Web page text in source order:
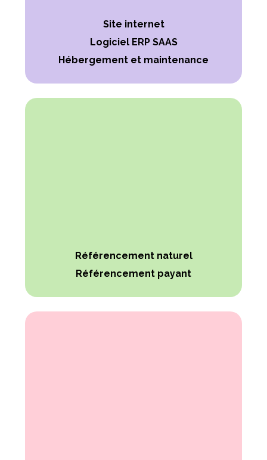
Site internet
Logiciel ERP SAAS
Hébergement et maintenance
Référencement naturel
Référencement payant